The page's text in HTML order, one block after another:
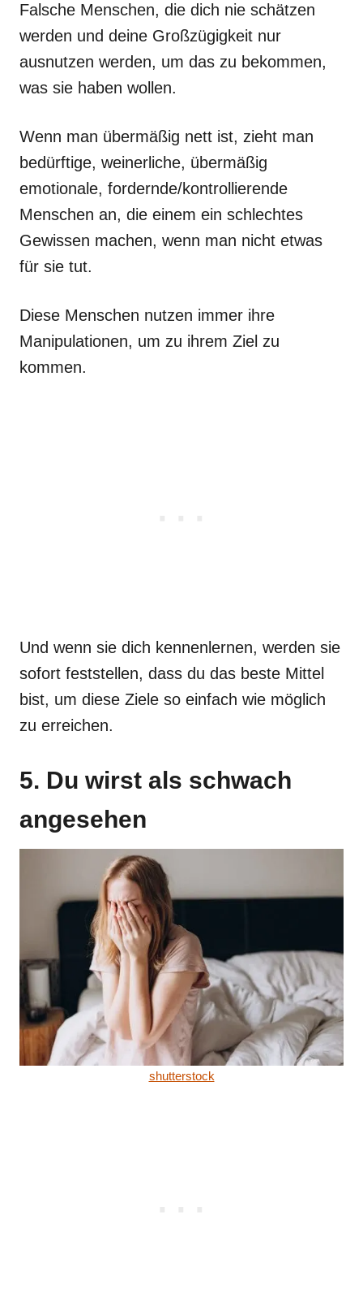
Falsche Menschen, die dich nie schätzen
werden und deine Großzügigkeit nur
ausnutzen werden, um das zu bekommen,
was sie haben wollen.
Wenn man übermäßig nett ist, zieht man
bedürftige, weinerliche, übermäßig
emotionale, fordernde/kontrollierende
Menschen an, die einem ein schlechtes
Gewissen machen, wenn man nicht etwas
für sie tut.
Diese Menschen nutzen immer ihre
Manipulationen, um zu ihrem Ziel zu
kommen.
Und wenn sie dich kennenlernen, werden sie
sofort feststellen, dass du das beste Mittel
bist, um diese Ziele so einfach wie möglich
zu erreichen.
5. Du wirst als schwach
angesehen
shutterstock